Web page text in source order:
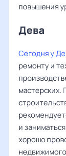
повышения
Дева ‌‌
Сегодня у
ремонту и
мастерских.
и
хорошо